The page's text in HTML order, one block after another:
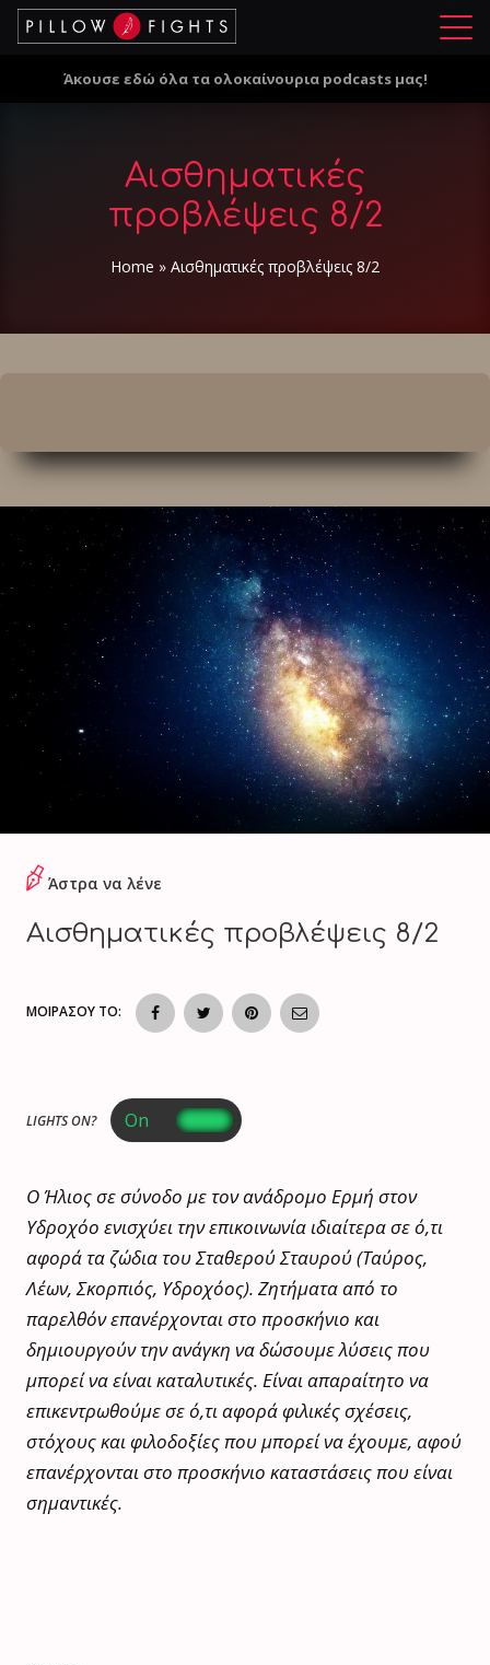
Μ
ο
Άκουσε εδώ όλα τα ολοκαίνουρια podcasts μας!
Αισθηματικές
προβλέψεις 8/2
Home » Αισθηματικές προβλέψεις 8/2
Άστρα να λένε
Αισθηματικές προβλέψεις 8/2
ΜΟΙΡΑΣΟΥ ΤΟ:
LIGHTS ON?
Ο Ήλιος σε σύνοδο με τον ανάδρομο Ερμή στον
Υδροχόο ενισχύει την επικοινωνία ιδιαίτερα σε ό,τι
αφορά τα ζώδια του Σταθερού Σταυρού (Ταύρος,
Λέων, Σκορπιός, Υδροχόος). Ζητήματα από το
παρελθόν επανέρχονται στο προσκήνιο και
δημιουργούν την ανάγκη να δώσουμε λύσεις που
μπορεί να είναι καταλυτικές. Είναι απαραίτητο να
επικεντρωθούμε σε ό,τι αφορά φιλικές σχέσεις,
στόχους και φιλοδοξίες που μπορεί να έχουμε, αφού
επανέρχονται στο προσκήνιο καταστάσεις που είναι
σημαντικές.